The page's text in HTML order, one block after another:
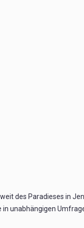
des Paradieses in
unabhängigen